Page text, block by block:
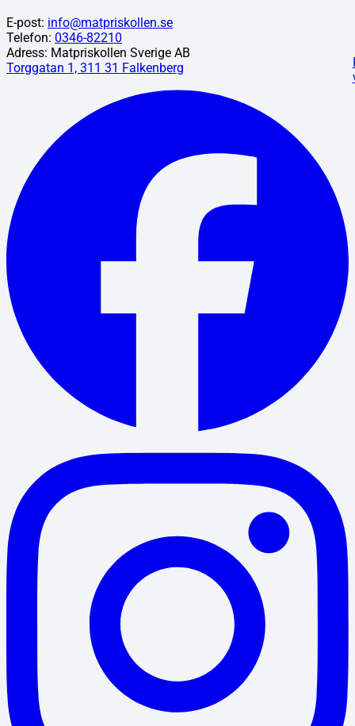
E-post: info@matpriskollen.se
Telefon: 0346-82210
Adress: Matpriskollen Sverige AB
Torggatan 1, 311 31 Falkenberg